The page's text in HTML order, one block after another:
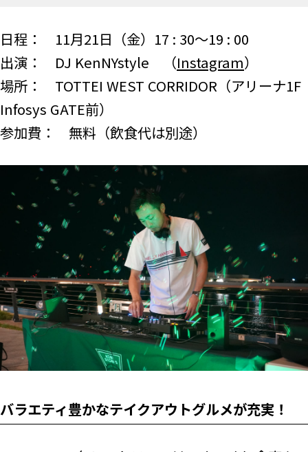
日程： 11月21日（金）17 : 30～19 : 00
出演： DJ KenNYstyle （Instagram）
場所： TOTTEI WEST CORRIDOR（アリーナ1F
Infosys GATE前）
参加費： 無料（飲食代は別途）
バラエティ豊かなテイクアウトグルメが充実！